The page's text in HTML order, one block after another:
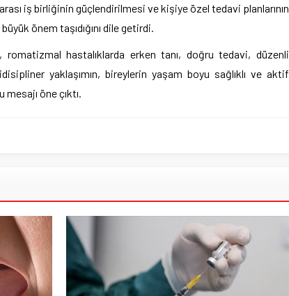
iş birliğinin güçlendirilmesi ve kişiye özel tedavi planlarının
önem taşıdığını dile getirdi.
hastalıklarda erken tanı, doğru tedavi, düzenli
yaklaşımın, bireylerin yaşam boyu sağlıklı ve aktif
öne çıktı.